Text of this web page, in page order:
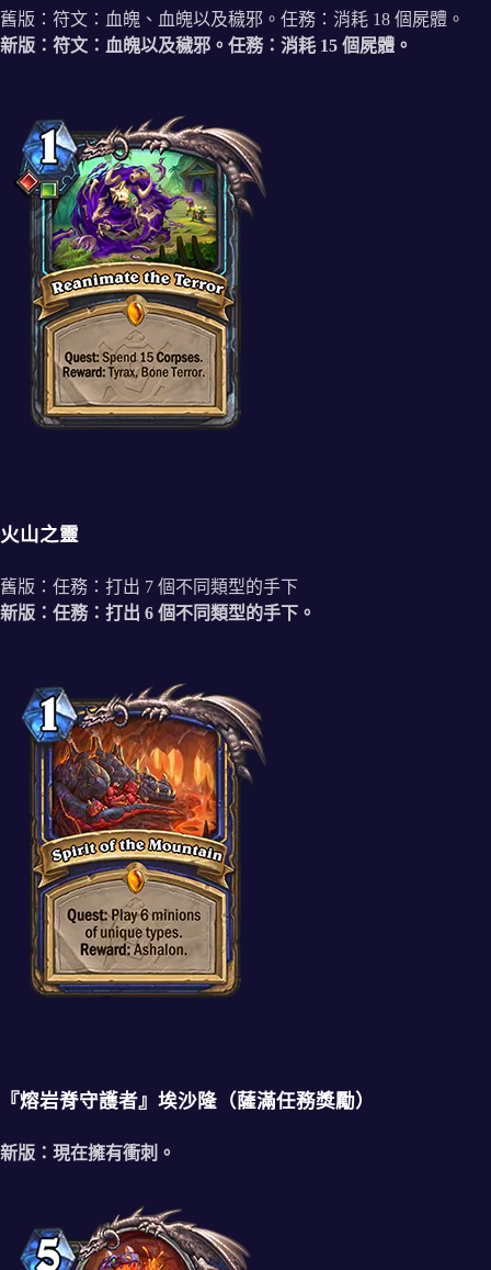
舊版：符文：血魄、血魄以及穢邪。任務：消耗 18 個屍體。
新版：符文：血魄以及穢邪。任務：消耗 15 個屍體。
火山之靈
舊版：任務：打出 7 個不同類型的手下
新版：任務：打出 6 個不同類型的手下。
『熔岩脊守護者』埃沙隆（薩滿任務獎勵）
新版：現在擁有衝刺。